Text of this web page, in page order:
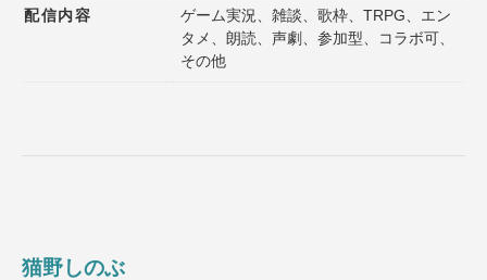
配信内容
ゲーム実況、雑談、歌枠、TRPG、エン
タメ、朗読、声劇、参加型、コラボ可、
その他
猫野しのぶ